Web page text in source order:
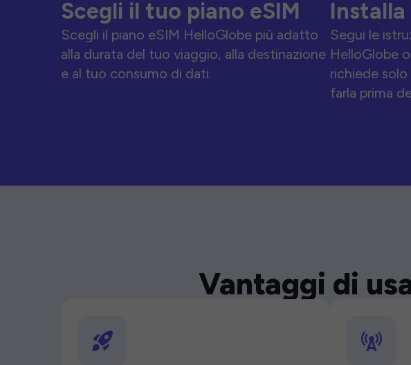
Scegli il tuo piano eSIM
Scegli il piano eSIM HelloGlobe più adatto
alla durata del tuo viaggio, alla destinazione
e al tuo consumo di dati.
Installa
Segui le
HelloGlobe o
richiede
farla prima
Vantaggi di